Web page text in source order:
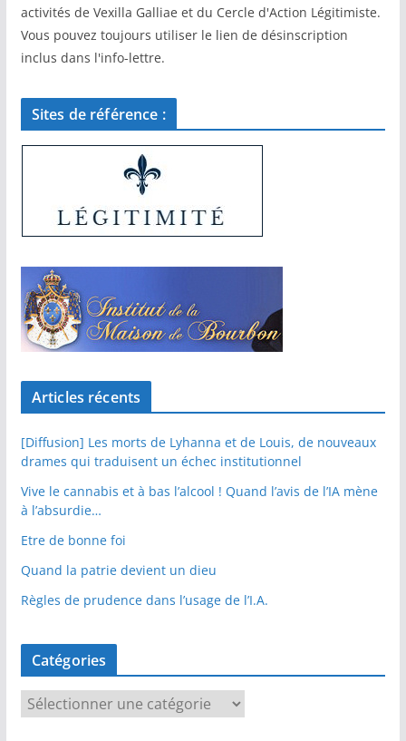
activités de Vexilla Galliae et du Cercle d'Action Légitimiste.
Vous pouvez toujours utiliser le lien de désinscription
inclus dans l'info-lettre.
Sites de référence :
Articles récents
[Diffusion] Les morts de Lyhanna et de Louis, de nouveaux
drames qui traduisent un échec institutionnel
Vive le cannabis et à bas l’alcool ! Quand l’avis de l’IA mène
à l’absurdie…
Etre de bonne foi
Quand la patrie devient un dieu
Règles de prudence dans l’usage de l’I.A.
Catégories
a